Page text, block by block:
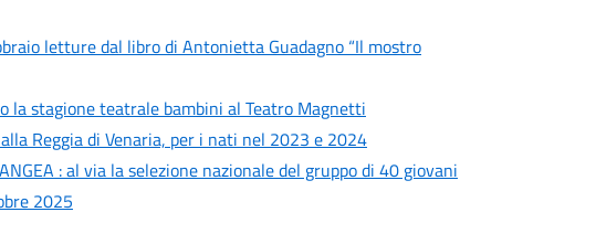
letture dal libro di Antonietta Guadagno “Il mostro
la stagione teatrale bambini al Teatro Magnetti
Reggia di Venaria, per i nati nel 2023 e 2024
: al via la selezione nazionale del gruppo di 40 giovani
2025